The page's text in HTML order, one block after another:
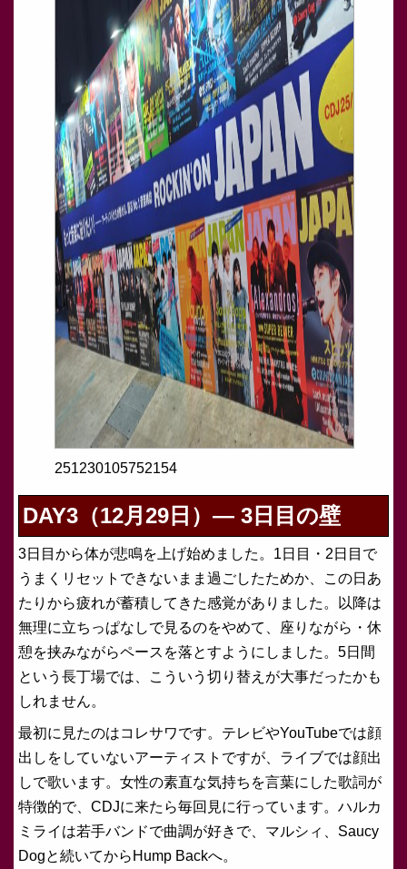
251230105752154
DAY3（12月29日）— 3日目の壁
3日目から体が悲鳴を上げ始めました。1日目・2日目で
うまくリセットできないまま過ごしたためか、この日あ
たりから疲れが蓄積してきた感覚がありました。以降は
無理に立ちっぱなしで見るのをやめて、座りながら・休
憩を挟みながらペースを落とすようにしました。5日間
という長丁場では、こういう切り替えが大事だったかも
しれません。
最初に見たのはコレサワです。テレビやYouTubeでは顔
出しをしていないアーティストですが、ライブでは顔出
しで歌います。女性の素直な気持ちを言葉にした歌詞が
特徴的で、CDJに来たら毎回見に行っています。ハルカ
ミライは若手バンドで曲調が好きで、マルシィ、Saucy
Dogと続いてからHump Backへ。